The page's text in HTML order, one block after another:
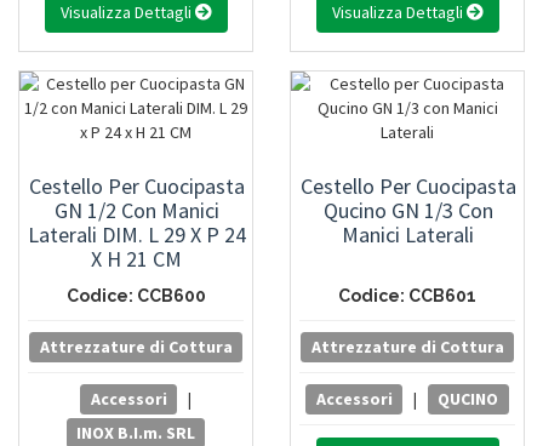
Visualizza Dettagli Visualizza Dettagli
Cestello Per Cuocipasta
GN 1/2 Con Manici
Laterali DIM. L 29 X P 24
X H 21 CM
Codice: CCB600
Attrezzature di Cottura
Accessori
|
INOX B.I.m. SRL
Cestello Per Cuocipasta
Qucino GN 1/3 Con
Manici Laterali
Codice: CCB601
Attrezzature di Cottura
Accessori | QUCINO